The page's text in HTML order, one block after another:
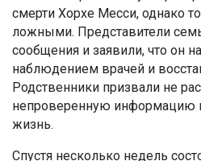
смерти Хорхе Месси, однако
ложными. Представители
сообщения и заявили, что он
наблюдением врачей и
Родственники призвали не
непроверенную информацию
жизнь.
Спустя несколько недель